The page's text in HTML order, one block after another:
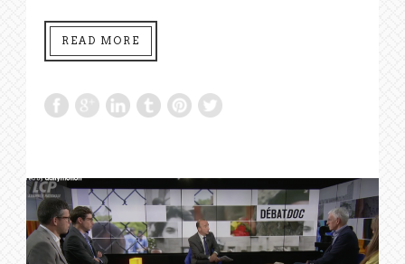
READ MORE